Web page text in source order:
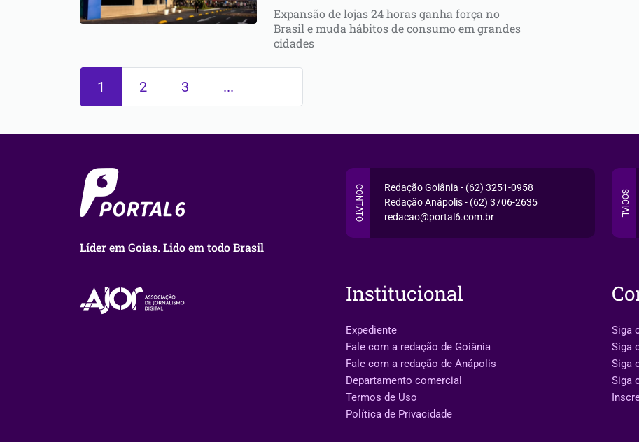
Expansão de lojas 24 horas ganha força no
Brasil e muda hábitos de consumo em grandes
cidades
1 2 3 ...
Líder em Goias. Lido em todo Brasil
CONTATO
Redação Goiânia - (62) 3251-0958
Redação Anápolis - (62) 3706-2635
redacao@portal6.com.br
SOCIAL
Institucional
Expediente
Fale com a redação de Goiânia
Fale com a redação de Anápolis
Departamento comercial
Termos de Uso
Política de Privacidade
Siga
Siga
Siga
Siga